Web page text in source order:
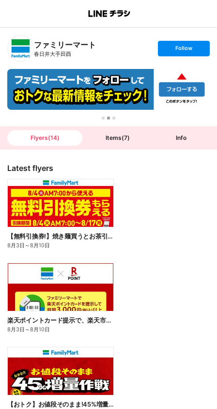
B
n
T
ファミリーマート
春日井大手田酉
s
t
w
Follow
Flyers(14) Items(7) Info
Latest flyers
【無料引換券!】焼き麺買うとお茶引換券貰える!
8月3日 ～8月10日
楽天ポイントカード提示で、楽天市場でのお買い物がおトクに!
8月3日 ～8月10日
【おトク】お値段そのまま!45%増量作戦!